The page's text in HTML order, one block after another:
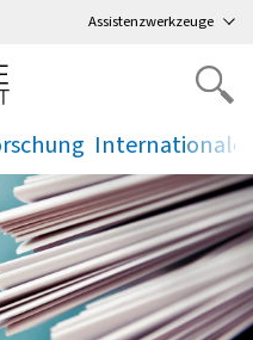
Assistenzwerkzeuge
.